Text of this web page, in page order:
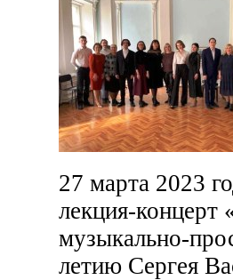
27 марта 2023
лекция-концерт
музыкально-
летию Сергея